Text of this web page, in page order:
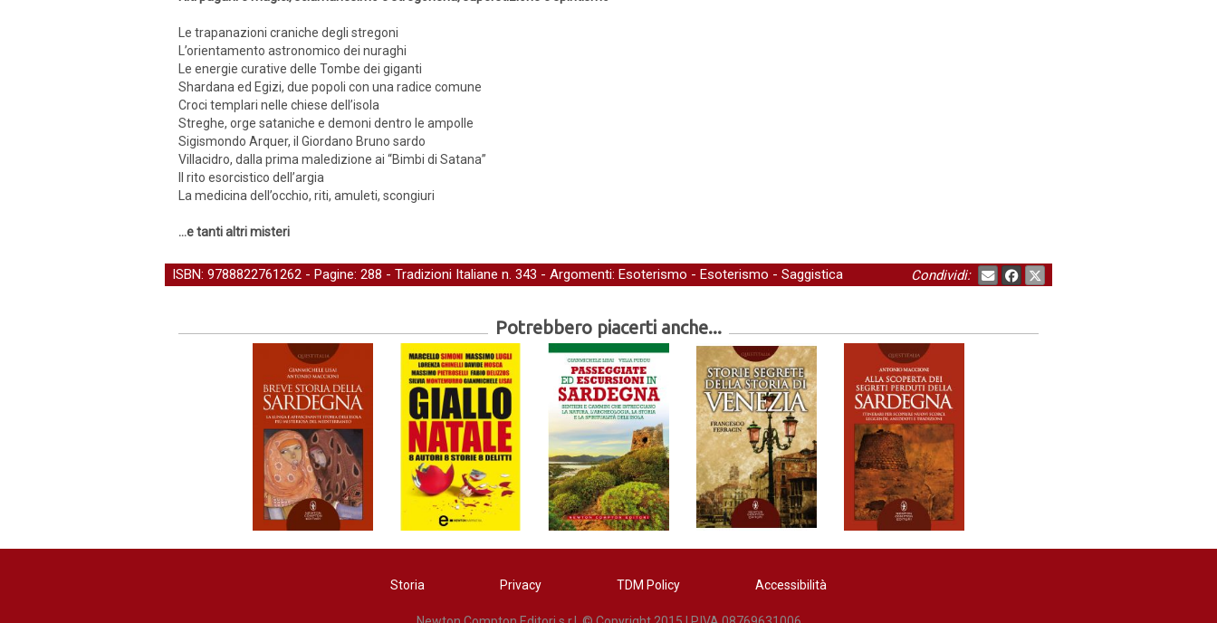
Le trapanazioni craniche degli stregoni
L’orientamento astronomico dei nuraghi
Le energie curative delle Tombe dei giganti
Shardana ed Egizi, due popoli con una radice comune
Croci templari nelle chiese dell’isola
Streghe, orge sataniche e demoni dentro le ampolle
Sigismondo Arquer, il Giordano Bruno sardo
Villacidro, dalla prima maledizione ai “Bimbi di Satana”
Il rito esorcistico dell’argia
La medicina dell’occhio, riti, amuleti, scongiuri
…e tanti altri misteri
ISBN: 9788822761262 - Pagine: 288 - Tradizioni Italiane n. 343 - Argomenti: Esoterismo - Esoterismo - Saggistica Condividi:
Potrebbero piacerti anche...
Storia Privacy TDM Policy Accessibilità